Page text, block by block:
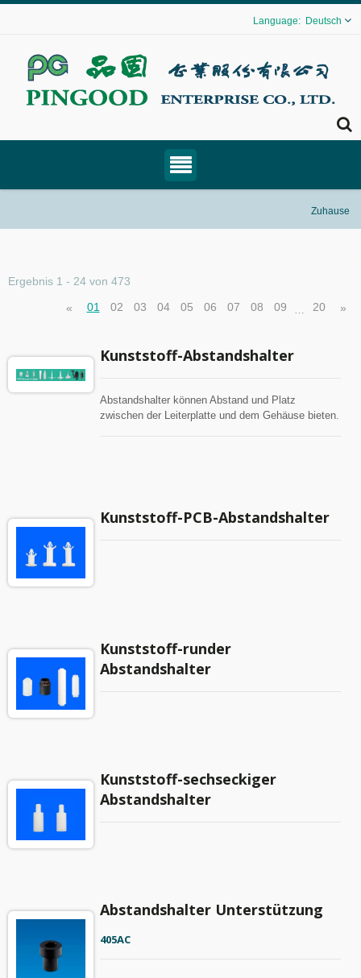
Deutsch
Zuhause
Ergebnis 1 - 24 von 473
« 01 02 03 04 05 06 07 08 09 … 20 »
Kunststoff-Abstandshalter
Abstandshalter können Abstand und Platz
zwischen der Leiterplatte und dem Gehäuse bieten.
Kunststoff-PCB-Abstandshalter
Kunststoff-runder
Abstandshalter
Kunststoff-sechseckiger
Abstandshalter
Abstandshalter Unterstützung
405AC